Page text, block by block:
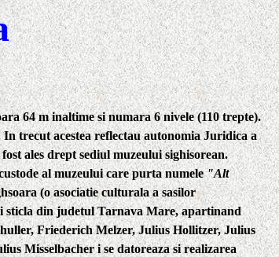
64 m inaltime si numara 6 nivele (110 trepte).
trecut acestea reflectau autonomia Juridica a
ales drept sediul muzeului sighisorean.
al muzeului care purta numele"Alt
(o asociatie culturala a sasilor
sticla din judetul Tarnava Mare, apartinand
Friederich Melzer, Julius Hollitzer,Julius
Misselbacher i se datoreaza si realizarea